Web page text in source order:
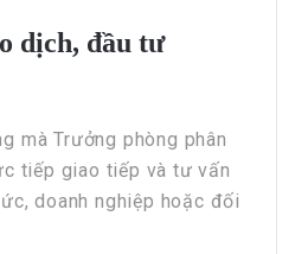
dịch, đầu tư
mà Trưởng phòng phân
tiếp giao tiếp và tư vấn
doanh nghiệp hoặc đối